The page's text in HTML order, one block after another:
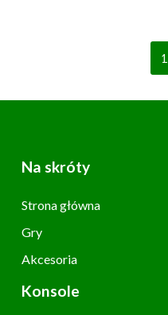
1
Na skróty
Strona główna
Gry
Akcesoria
Konsole